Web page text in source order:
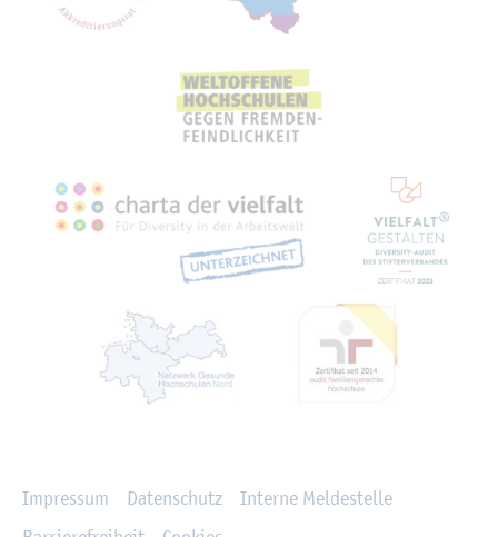
Im­pres­sum Da­ten­schutz
In­ter­ne Mel­de­stel­le